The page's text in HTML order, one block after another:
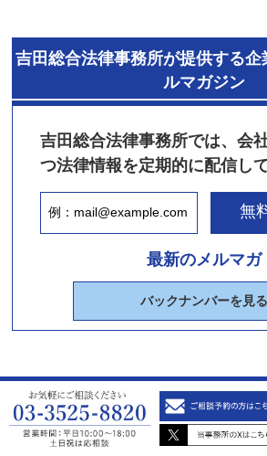
吉田総合法律事務所が提供する
ルマガジン
吉田総合法律事務所では、会
つ法律情報を定期的に配信し
無
最新のメルマガ
バックナンバーを見る